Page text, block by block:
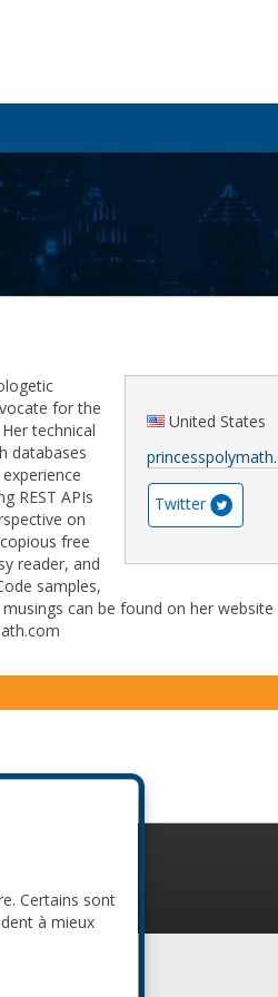
United States
Twitter
for the
technical
databases
REST APIs
on
free
reader, and
samples,
can be found on her website
Certains sont
à mieux